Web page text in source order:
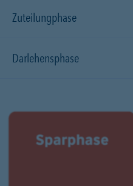
Zuteilungphase
Darlehensphase